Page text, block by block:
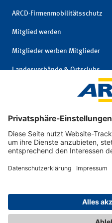
ARCD-Firmenmobilitätsschutz
Mitglied werden
Mitglieder werben Mitglieder
Landesverbände & Ortsclubs
Mitgliedschaft kündigen
Impressum